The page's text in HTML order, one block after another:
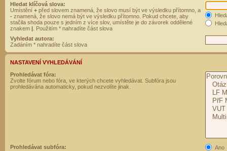
Hledat klíčová slova:
Umístění + před slovem znamená, že slovo musí být ve výsledku přítomno, a
- znamená, že slovo nemá být ve výsledku přítomno. Pokud chcete, aby
stačila shoda pouze s jedním z více slov, umístěte je do závorek oddělené
znakem | . Použitím * nahradíte část slova
Vyhledat autora:
Zadáním * nahradíte část slova
NASTAVENÍ VYHLEDÁVÁNÍ
Prohledávat fóra:
Zvolte fórum nebo fóra, ve kterých chcete vyhledávat. Subfóra jsou
prohledávána automaticky, pokud nezvolíte jinak.
Prohledávat subfóra:
Ano